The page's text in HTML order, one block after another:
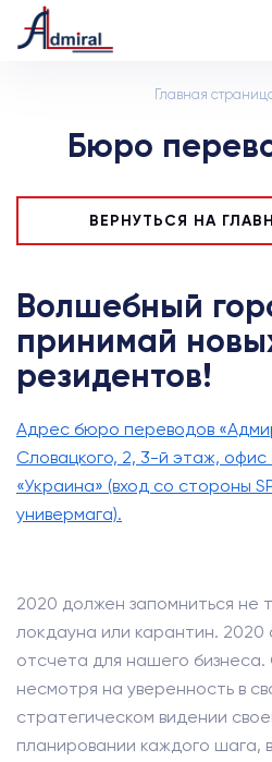
Главная
Бюро
ВЕРНУТЬСЯ НА
Волшебный
принимай
резидентов!
Адрес бюро переводов
Словацкого, 2, 3-й этаж, офис
«Украина» (вход со стороны
универмага).
2020 должен запомниться не
локдауна или карантин. 2020
отсчета для нашего
несмотря на уверенность в
стратегическом видении
планировании каждого шага,